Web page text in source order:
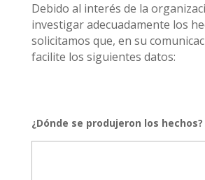
Debido al interés de la
investigar adecuadamente los
solicitamos que, en su
facilite los siguientes datos:
¿Dónde se produjeron los hechos?